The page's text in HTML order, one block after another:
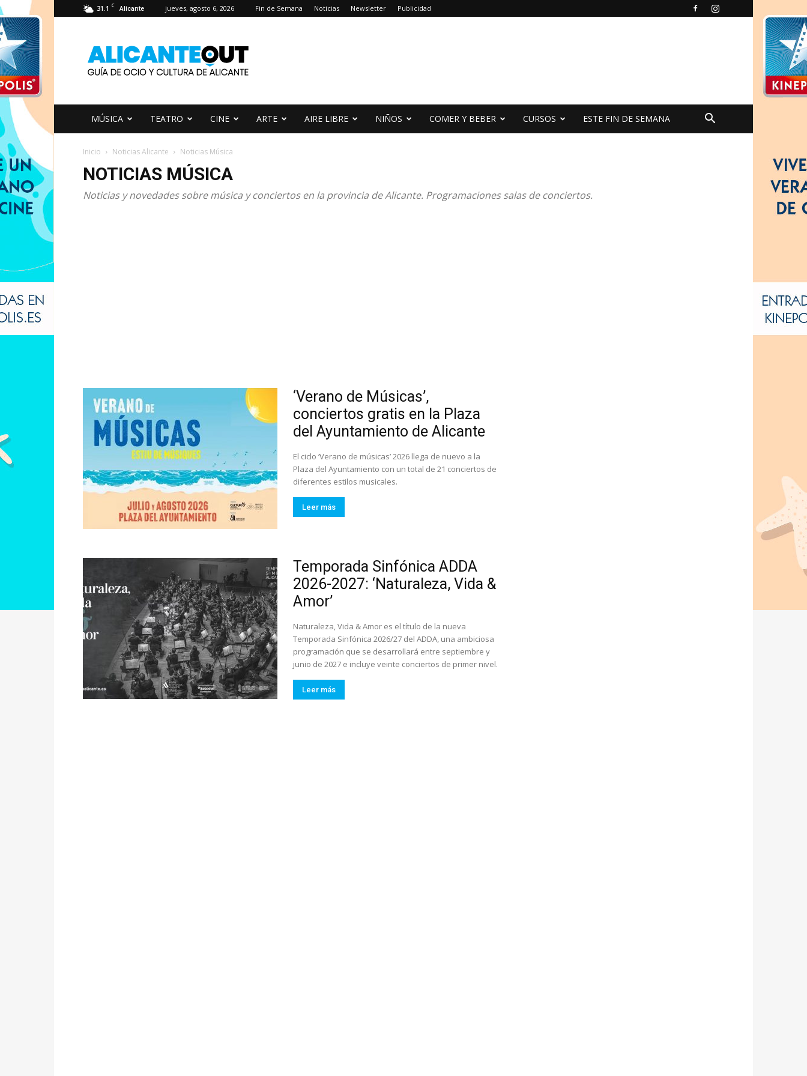
31.1 C Alicante jueves, agosto 6, 2026 Fin de Semana Noticias Newsletter Publicidad
MÚSICA TEATRO CINE ARTE AIRE LIBRE NIÑOS COMER Y BEBER CURSOS ESTE FIN DE SEMANA
Inicio Noticias Alicante Noticias Música
NOTICIAS MÚSICA
Noticias y novedades sobre música y conciertos en la provincia de Alicante. Programaciones salas de conciertos.
‘Verano de Músicas’,
conciertos gratis en la Plaza
del Ayuntamiento de Alicante
El ciclo ‘Verano de músicas’ 2026 llega de nuevo a la
Plaza del Ayuntamiento con un total de 21 conciertos de
diferentes estilos musicales.
Leer más
Temporada Sinfónica ADDA
2026-2027: ‘Naturaleza, Vida &
Amor’
Naturaleza, Vida & Amor es el título de la nueva
Temporada Sinfónica 2026/27 del ADDA, una ambiciosa
programación que se desarrollará entre septiembre y
junio de 2027 e incluye veinte conciertos de primer nivel.
Leer más